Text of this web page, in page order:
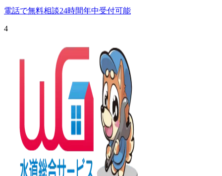
電話で無料相談24時間年中受付可能
4